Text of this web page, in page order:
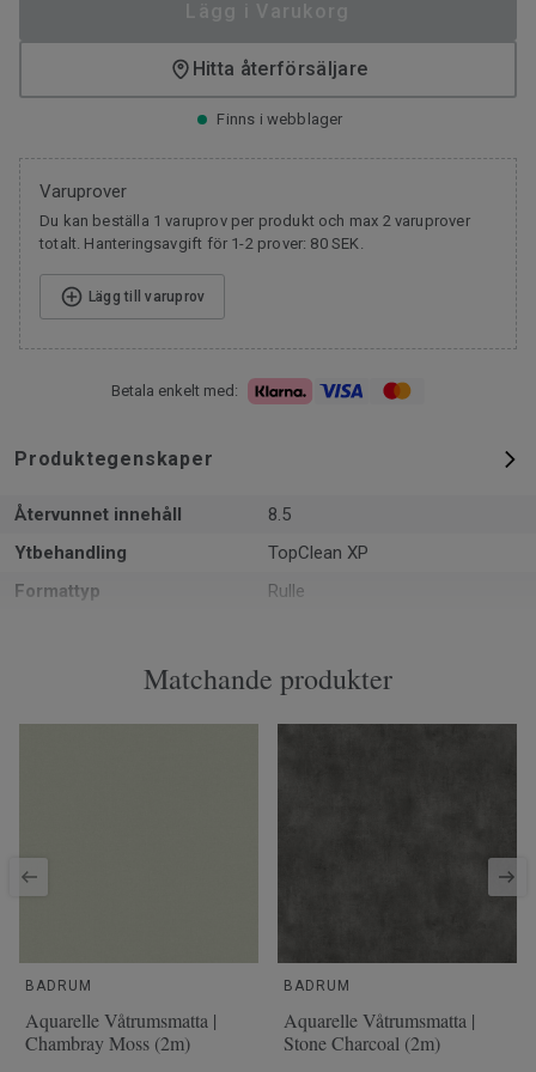
Hitta återförsäljare
Finns i webblager
Varuprover
Du kan beställa 1 varuprov per produkt och max 2 varuprover
totalt. Hanteringsavgift för 1-2 prover: 80 SEK.
Lägg till varuprov
Betala enkelt med:
Produktegenskaper
Återvunnet innehåll
8.5
Ytbehandling
TopClean XP
Formattyp
Rulle
Matchande produkter
BADRUM
Aquarelle Våtrumsmatta |
Chambray Moss (2m)
BADRUM
Aquarelle Våtrumsmatta |
Stone Charcoal (2m)